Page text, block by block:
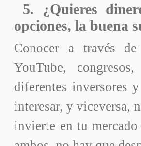
5. ¿Quieres
opciones, la buena
Conocer a través
YouTube,
diferentes inversores
interesar, y viceversa,
invierte en tu